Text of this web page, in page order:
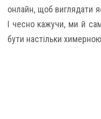
онлайн, щоб виглядати
І чесно кажучи, ми й
бути настільки химерною